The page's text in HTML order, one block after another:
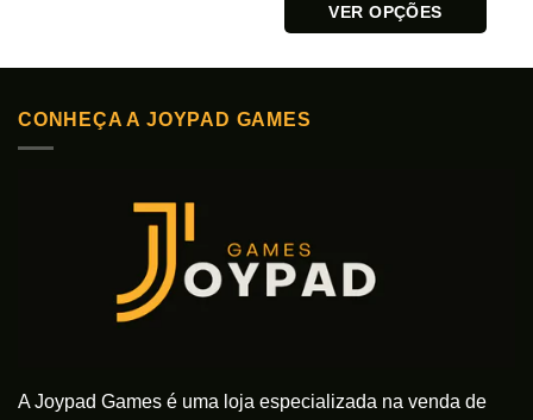
As
opções
VER OPÇÕES
produto
várias
ser
escolhidas
na
CONHEÇA A JOYPAD GAMES
A Joypad Games é uma loja especializada na venda de